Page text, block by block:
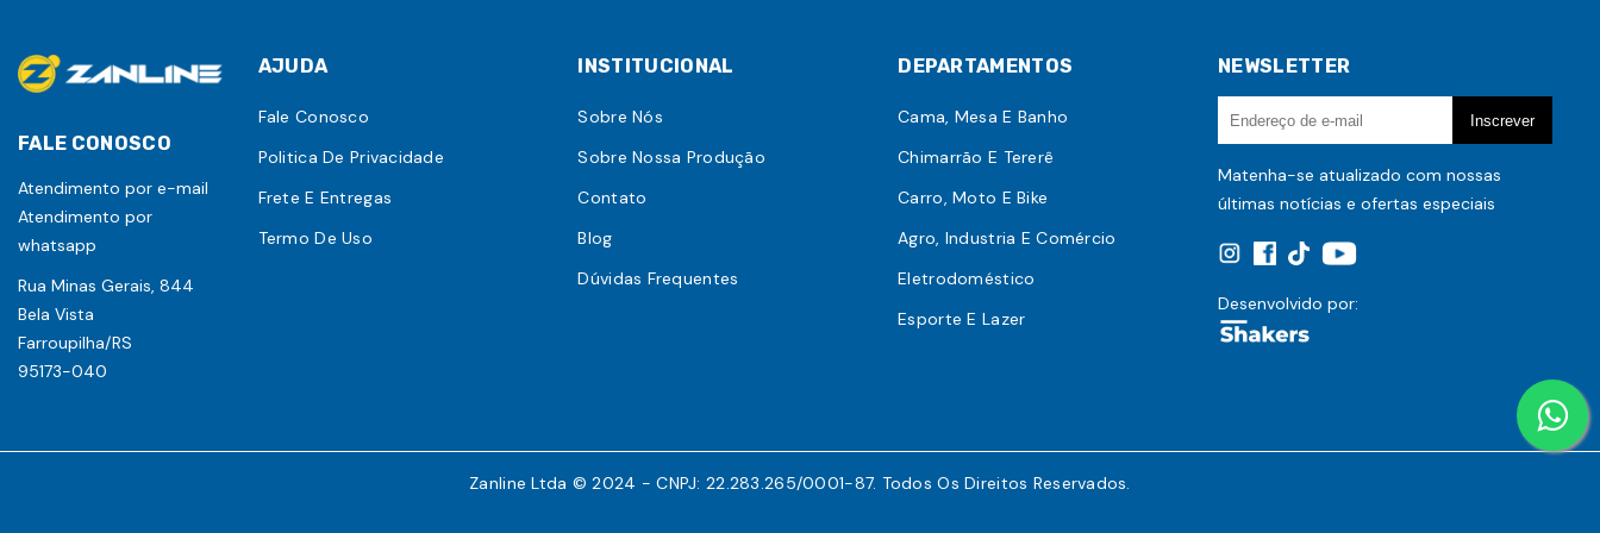
FALE CONOSCO
Atendimento por e-mail
Atendimento por
whatsapp
Rua Minas Gerais, 844
Bela Vista
Farroupilha/RS
95173-040
AJUDA
Fale Conosco
Politica De Privacidade
Frete E Entregas
Termo De Uso
INSTITUCIONAL
Sobre Nós
Sobre Nossa Produção
Contato
Blog
Dúvidas Frequentes
DEPARTAMENTOS
Cama, Mesa E Banho
Chimarrão E Tererê
Carro, Moto E Bike
Agro, Industria E Comércio
Eletrodoméstico
Esporte E Lazer
NEWSLETTER
Matenha-se atualizado com nossas
últimas notícias e ofertas especiais
Desenvolvido por:
Zanline Ltda © 2024 - CNPJ: 22.283.265/0001-87. Todos Os Direitos Reservados.